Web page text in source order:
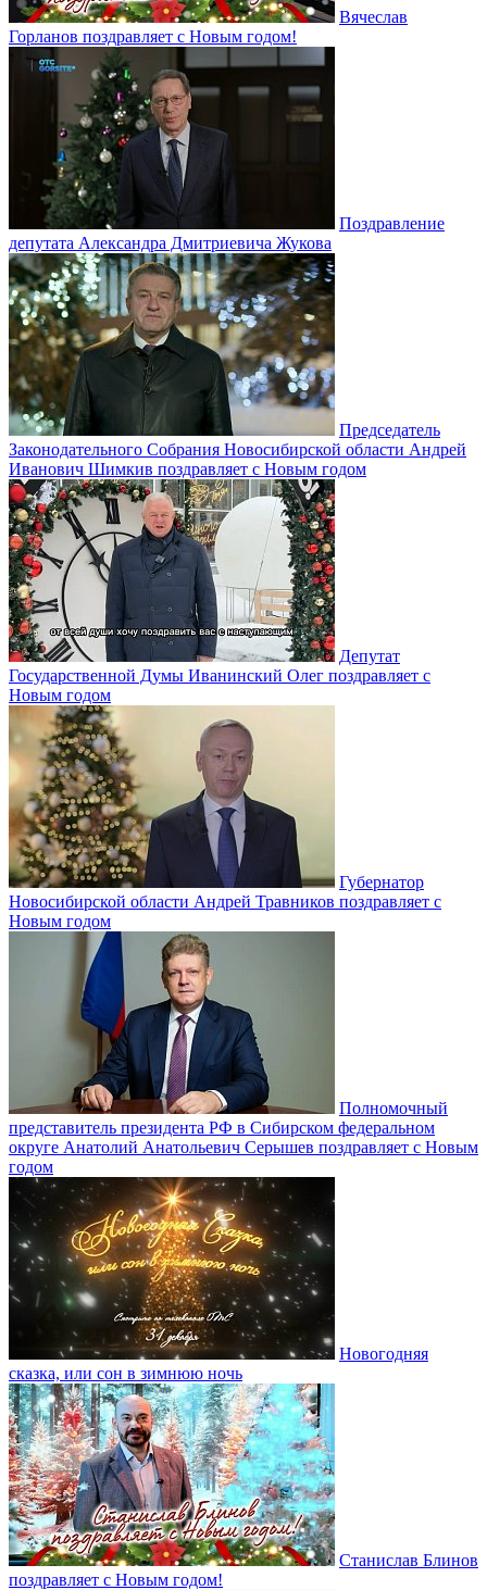
Вячеслав
Горланов поздравляет с Новым годом!
Поздравление
депутата Александра Дмитриевича Жукова
Председатель
Законодательного Собрания Новосибирской области Андрей
Иванович Шимкив поздравляет с Новым годом
Депутат
Государственной Думы Иванинский Олег поздравляет с
Новым годом
Губернатор
Новосибирской области Андрей Травников поздравляет с
Новым годом
Полномочный
представитель президента РФ в Сибирском федеральном
округе Анатолий Анатольевич Серышев поздравляет с Новым
годом
Новогодняя
сказка, или сон в зимнюю ночь
Станислав Блинов
поздравляет с Новым годом!